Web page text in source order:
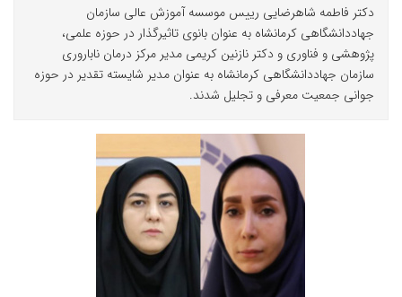
دکتر فاطمه شاهرضایی رییس موسسه آموزش عالی سازمان
جهاددانشگاهی کرمانشاه به عنوان بانوی تاثیرگذار در حوزه علمی،
پژوهشی و فناوری و دکتر نازنین کریمی مدیر مرکز درمان ناباروری
سازمان جهاددانشگاهی کرمانشاه به عنوان مدیر شایسته تقدیر در حوزه
جوانی جمعیت معرفی و تجلیل شدند.